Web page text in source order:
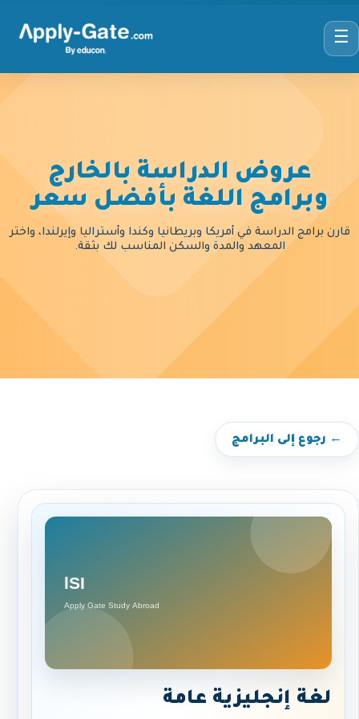
☰
عروض الدراسة بالخارج
وبرامج اللغة بأفضل سعر
قارن برامج الدراسة في أمريكا وبريطانيا وكندا وأستراليا وإيرلندا، واختر
المعهد والمدة والسكن المناسب لك بثقة.
← رجوع إلى البرامج
لغة إنجليزية عامة